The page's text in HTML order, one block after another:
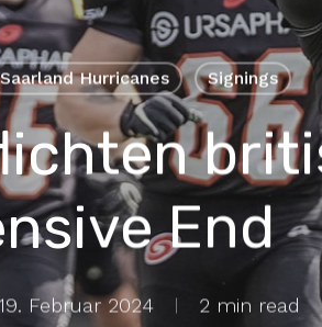
Saarland Hurricanes Signings
End
19. Februar 2024 2 min read